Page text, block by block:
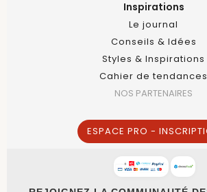
Inspirations
Le journal
Conseils & Idées
Styles & Inspirations
Cahier de tendances
NOS PARTENAIRES
ESPACE PRO -